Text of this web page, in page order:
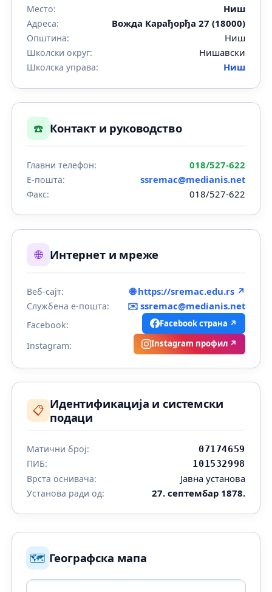
Место: Ниш
Адреса: Вожда Карађорђа 27 (18000)
Општина: Ниш
Школски округ: Нишавски
Школска управа: Ниш
☎️ Контакт и руководство
Главни телефон: 018/527-622
Е-пошта: ssremac@medianis.net
Факс: 018/527-622
🌐 Интернет и мреже
Веб-сајт: 🌐 https://sremac.edu.rs ↗
Службена е-пошта: ✉️ ssremac@medianis.net
Facebook: Facebook страна ↗
Instagram: Instagram профил ↗
📋 Идентификација и системски
подаци
Матични број: 07174659
ПИБ: 101532998
Врста оснивача: Јавна установа
Установа ради од: 27. септембар 1878.
🗺️ Географска мапа